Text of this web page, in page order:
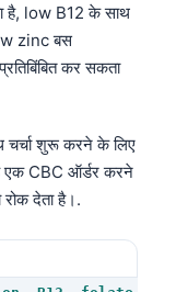
है, low B12 के साथ
zinc बस
कर सकता
शुरू करने के लिए
एक CBC ऑर्डर करने
देता है।.